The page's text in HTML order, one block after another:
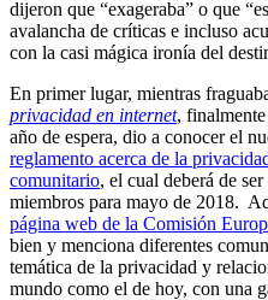
dijeron que “exageraba” o que
avalancha de críticas e incluso
con la casi mágica ironía del
En primer lugar, mientras
privacidad en internet,
año de espera, dio a conocer el
reglamento acerca de la
comunitario, el cual deberá de
miembros para mayo de 2018.
página web de la Comisión
bien y menciona diferentes
temática de la privacidad y
mundo como el de hoy, con una